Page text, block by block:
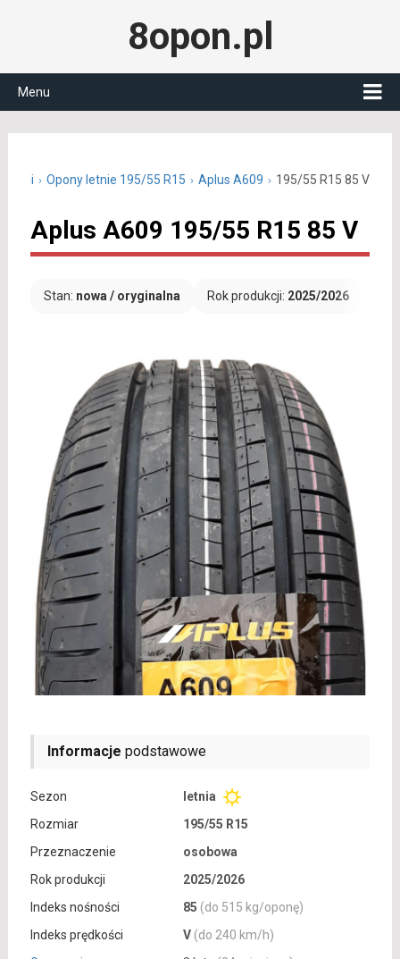
8opon.pl
Menu
cali Opony letnie 195/55 R15 Aplus A609 195/55 R15 85 V
Aplus A609 195/55 R15 85 V
Stan: nowa / oryginalna Rok produkcji: 2025/2026
Informacje podstawowe
Sezon
letnia
Rozmiar
195/55 R15
Przeznaczenie
osobowa
Rok produkcji
2025/2026
Indeks nośności
85 (do 515 kg/oponę)
Indeks prędkości
V (do 240 km/h)